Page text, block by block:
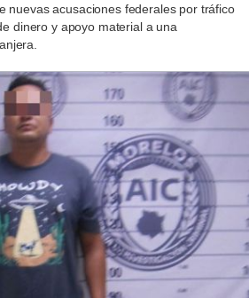
nuevas acusaciones federales por tráfico
dinero y apoyo material a una